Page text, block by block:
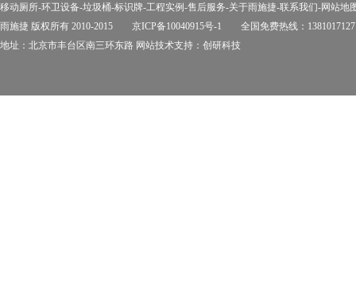
移动厕所-环卫设备-垃圾桶-标识牌-工程实例-售后服务-关于雨施捷-联系我们-网站地
雨施捷 版权所有 2010-2015 京ICP备10040915号-1
全国免费热线：
地址：北京市丰台区南三环东路 网站技术支持： 创研科技